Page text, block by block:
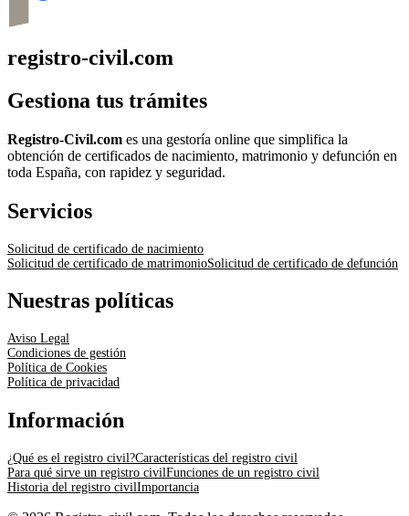
registro-civil.com
Gestiona tus trámites
Registro-Civil.com es una gestoría online que simplifica la
obtención de certificados de nacimiento, matrimonio y defunción en
toda España, con rapidez y seguridad.
Servicios
Solicitud de certificado de nacimiento
Solicitud de certificado de matrimonioSolicitud de certificado de defunción
Nuestras políticas
Aviso Legal
Condiciones de gestión
Política de Cookies
Política de privacidad
Información
¿Qué es el registro civil?Características del registro civil
Para qué sirve un registro civilFunciones de un registro civil
Historia del registro civilImportancia